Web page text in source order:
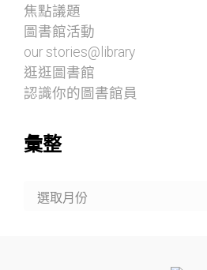
焦點議題
圖書館活動
our stories@library
逛逛圖書館
認識你的圖書館員
彙整